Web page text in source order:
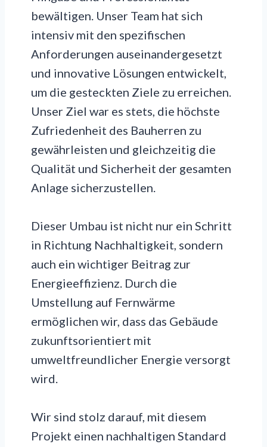
bewältigen. Unser Team hat sich
intensiv mit den spezifischen
Anforderungen auseinandergesetzt
und innovative Lösungen entwickelt,
um die gesteckten Ziele zu erreichen.
Unser Ziel war es stets, die höchste
Zufriedenheit des Bauherren zu
gewährleisten und gleichzeitig die
Qualität und Sicherheit der gesamten
Anlage sicherzustellen.
Dieser Umbau ist nicht nur ein Schritt
in Richtung Nachhaltigkeit, sondern
auch ein wichtiger Beitrag zur
Energieeffizienz. Durch die
Umstellung auf Fernwärme
ermöglichen wir, dass das Gebäude
zukunftsorientiert mit
umweltfreundlicher Energie versorgt
wird.
Wir sind stolz darauf, mit diesem
Projekt einen nachhaltigen Standard